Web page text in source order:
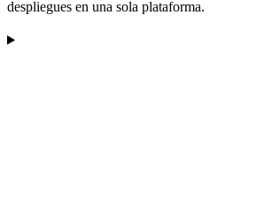
despliegues en una sola plataforma.